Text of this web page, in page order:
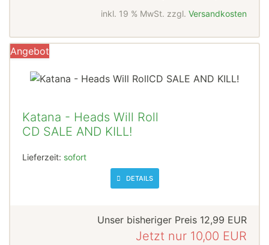
inkl. 19 % MwSt. zzgl. Versandkosten
Angebot
Katana - Heads Will Roll
CD SALE AND KILL!
Lieferzeit: sofort
DETAILS
Unser bisheriger Preis 12,99 EUR
Jetzt nur 10,00 EUR